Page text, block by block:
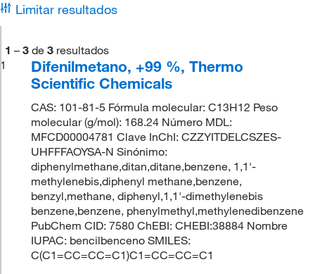
Limitar resultados
1 – 3 de 3 resultados
1
Difenilmetano, +99 %, Thermo
Scientific Chemicals
CAS: 101-81-5 Fórmula molecular: C13H12 Peso
molecular (g/mol): 168.24 Número MDL:
MFCD00004781 Clave InChI: CZZYITDELCSZES-
UHFFFAOYSA-N Sinónimo:
diphenylmethane,ditan,ditane,benzene, 1,1'-
methylenebis,diphenyl methane,benzene,
benzyl,methane, diphenyl,1,1'-dimethylenebis
benzene,benzene, phenylmethyl,methylenedibenzene
PubChem CID: 7580 ChEBI: CHEBI:38884 Nombre
IUPAC: bencilbenceno SMILES:
C(C1=CC=CC=C1)C1=CC=CC=C1